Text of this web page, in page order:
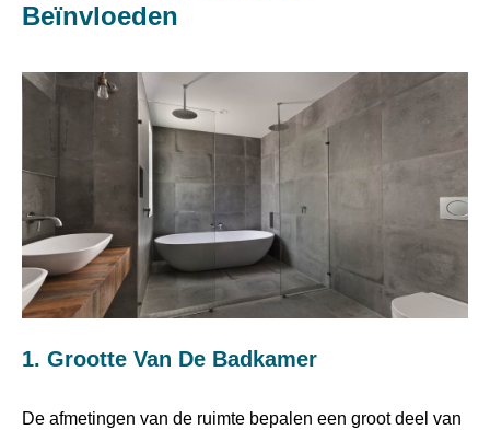
Beïnvloeden
1. Grootte Van De Badkamer
De afmetingen van de ruimte bepalen een groot deel van